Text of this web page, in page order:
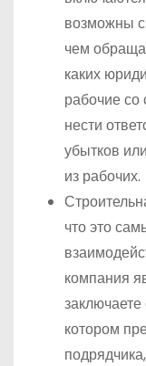
возможны
чем
каких
рабочие со
нести
убытков
из рабочих.
что это
компания
котором